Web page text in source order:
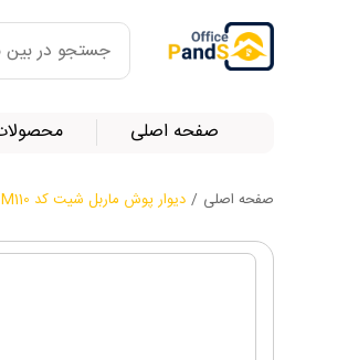
صفحه اصلی
صفحه اصلی / دیوار پوش ماربل شیت کد M110